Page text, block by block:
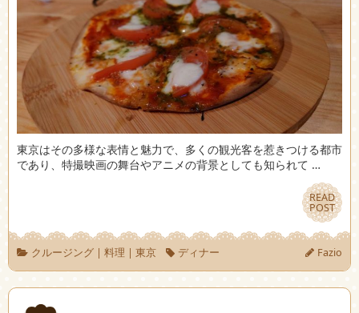
東京はその多様な表情と魅力で、多くの観光客を惹きつける都市
であり、特撮映画の舞台やアニメの背景としても知られて …
READ
POST
READ
POST
クルージング| 料理 | 東京 ディナー Fazio